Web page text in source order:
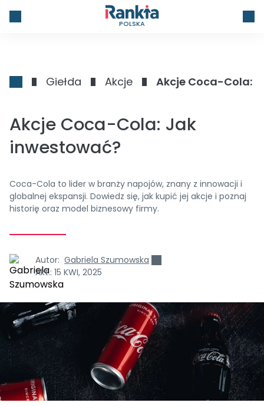
POLSKA
Giełda Akcje Akcje Coca-Cola:
Akcje Coca-Cola: Jak
inwestować?
Coca-Cola to lider w branży napojów, znany z innowacji i
globalnej ekspansji. Dowiedz się, jak kupić jej akcje i poznaj
historię oraz model biznesowy firmy.
Autor: Gabriela Szumowska
Akt.: 15 KWI, 2025